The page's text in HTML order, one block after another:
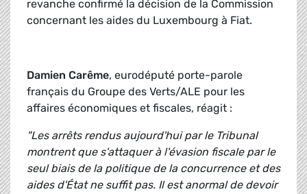
revanche confirmé la décision de la Commission
concernant les aides du Luxembourg à Fiat.
Damien Carême, eurodéputé porte-parole
français du Groupe des Verts/ALE pour les
affaires économiques et fiscales, réagit :
"Les arrêts rendus aujourd'hui par le Tribunal
montrent que s'attaquer à l'évasion fiscale par le
seul biais de la politique de la concurrence et des
aides d'État ne suffit pas. Il est anormal de devoir